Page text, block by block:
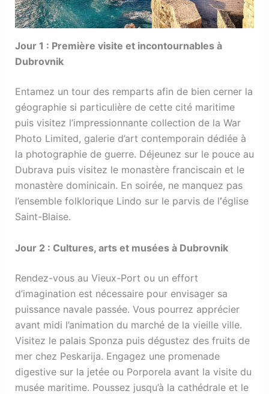
Jour 1 : Première visite et incontournables à
Dubrovnik
Entamez un tour des remparts afin de bien cerner la
géographie si particulière de cette cité maritime
puis visitez l’impressionnante collection de la War
Photo Limited, galerie d’art contemporain dédiée à
la photographie de guerre. Déjeunez sur le pouce au
Dubrava puis visitez le monastère franciscain et le
monastère dominicain. En soirée, ne manquez pas
l’ensemble folklorique Lindo sur le parvis de l’église
Saint-Blaise.
Jour 2 : Cultures, arts et musées à Dubrovnik
Rendez-vous au Vieux-Port ou un effort
d’imagination est nécessaire pour envisager sa
puissance navale passée. Vous pourrez apprécier
avant midi l’animation du marché de la vieille ville.
Visitez le palais Sponza puis dégustez des fruits de
mer chez Peskarija. Engagez une promenade
digestive sur la jetée ou Porporela avant la visite du
musée maritime. Poussez jusqu’à la cathédrale et le